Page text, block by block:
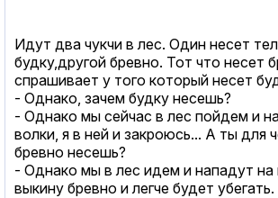
Идут два чукчи в лес. Один несет
будку,другой бревно. Тот что несет
спрашивает у того который несет
- Однако, зачем будку несешь?
- Однако мы сейчас в лес пойдем и
волки, я в ней и закроюсь... А ты для
бревно несешь?
- Однако мы в лес идем и нападут на
выкину бревно и легче будет убегать.